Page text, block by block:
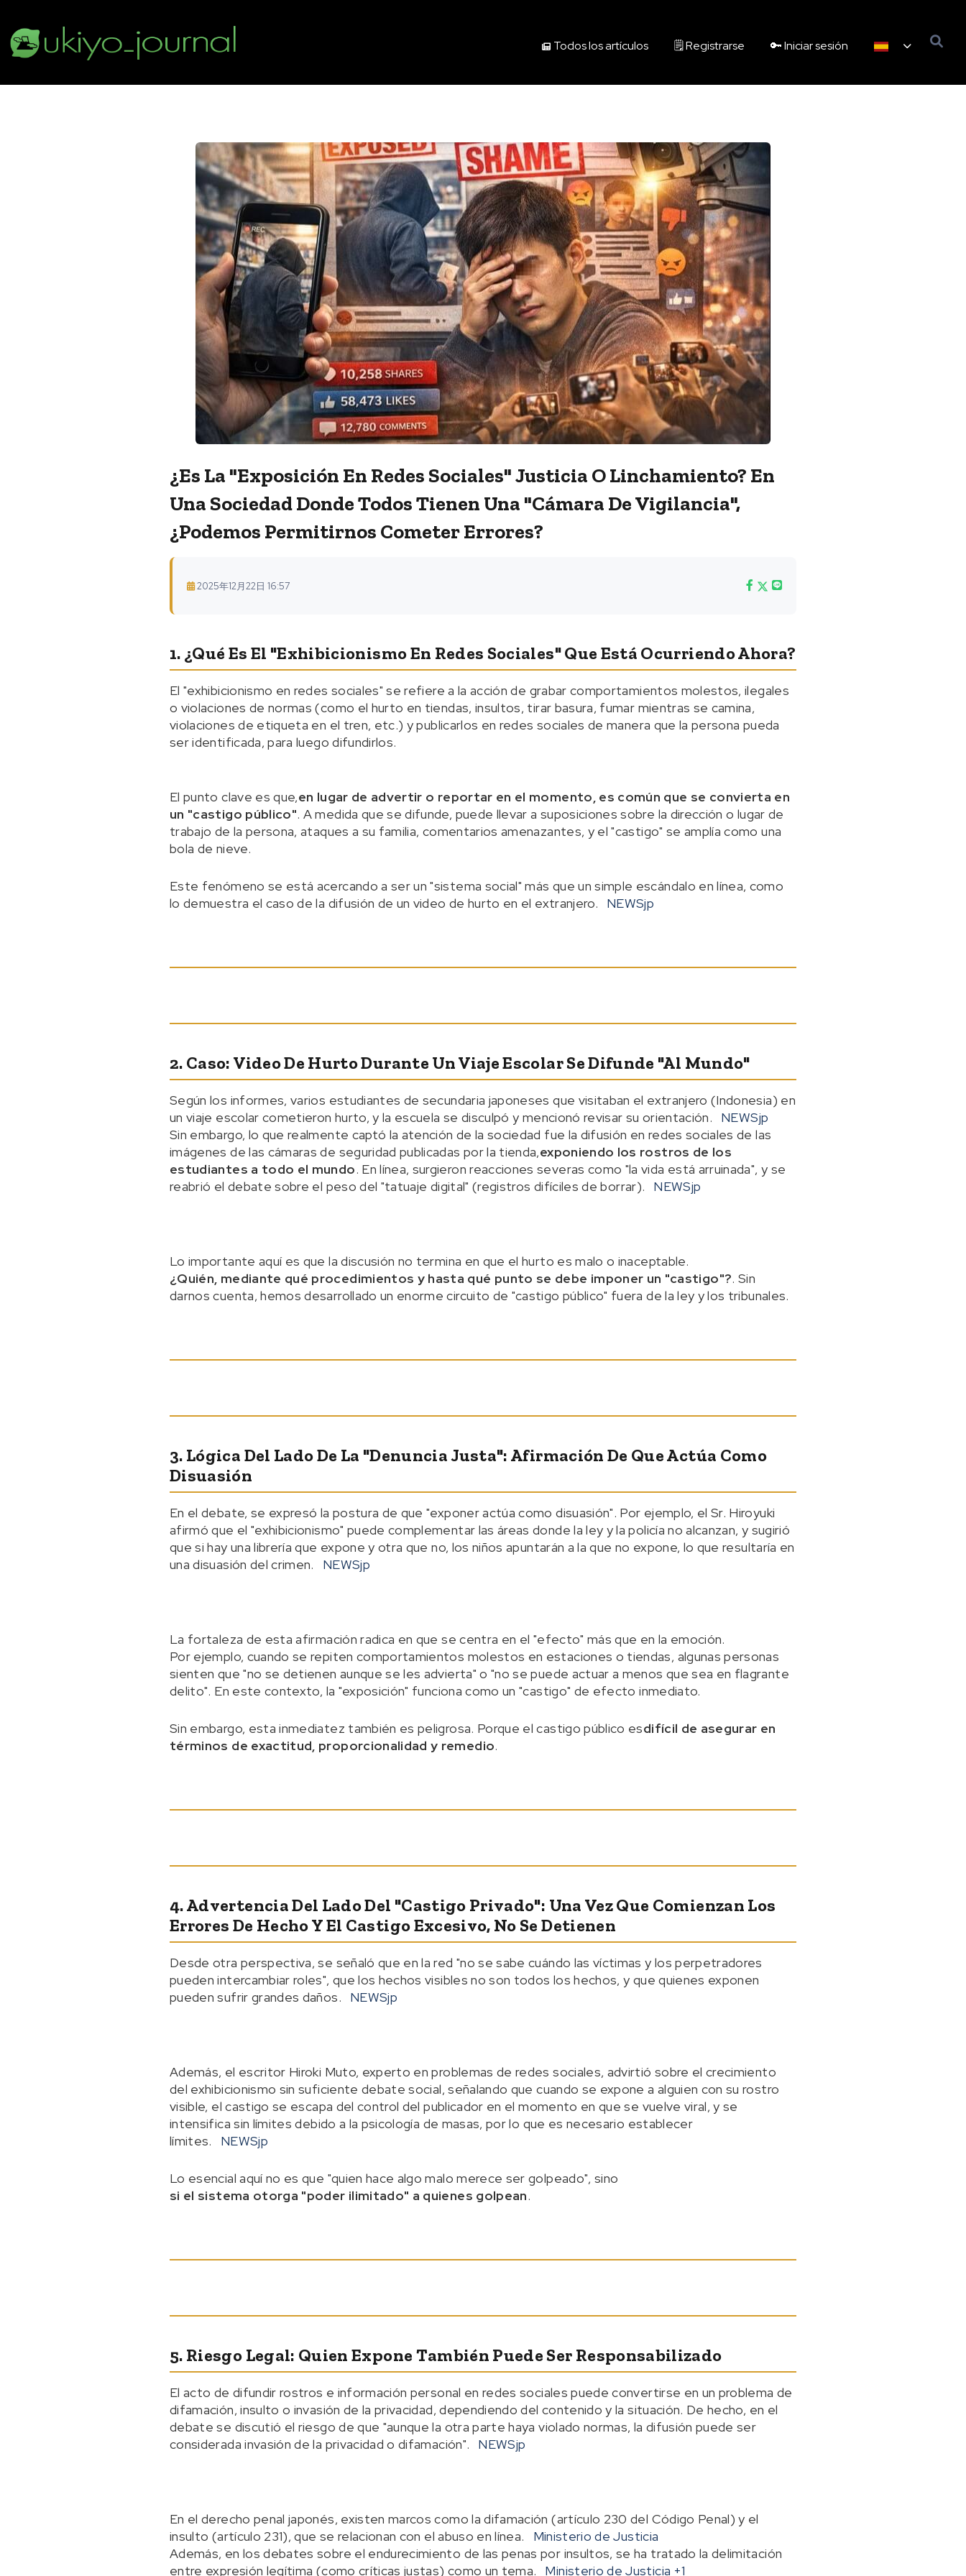
Todos los artículos 🗒️ Registrarse 🔑 Iniciar sesión
¿Es La "exposición En Redes Sociales" Justicia O Linchamiento? En
Una Sociedad Donde Todos Tienen Una "cámara De Vigilancia",
¿podemos Permitirnos Cometer Errores?
2025年12月22日 16:57
1. ¿Qué Es El "exhibicionismo En Redes Sociales" Que Está Ocurriendo Ahora?
El "exhibicionismo en redes sociales" se refiere a la acción de grabar comportamientos molestos, ilegales
o violaciones de normas (como el hurto en tiendas, insultos, tirar basura, fumar mientras se camina,
violaciones de etiqueta en el tren, etc.) y publicarlos en redes sociales de manera que la persona pueda
ser identificada, para luego difundirlos.
El punto clave es que,en lugar de advertir o reportar en el momento, es común que se convierta en
un "castigo público". A medida que se difunde, puede llevar a suposiciones sobre la dirección o lugar de
trabajo de la persona, ataques a su familia, comentarios amenazantes, y el "castigo" se amplía como una
bola de nieve.
Este fenómeno se está acercando a ser un "sistema social" más que un simple escándalo en línea, como
lo demuestra el caso de la difusión de un video de hurto en el extranjero.
NEWSjp
2. Caso: Video De Hurto Durante Un Viaje Escolar Se Difunde "al Mundo"
Según los informes, varios estudiantes de secundaria japoneses que visitaban el extranjero (Indonesia) en
un viaje escolar cometieron hurto, y la escuela se disculpó y mencionó revisar su orientación.
NEWSjp
Sin embargo, lo que realmente captó la atención de la sociedad fue la difusión en redes sociales de las
imágenes de las cámaras de seguridad publicadas por la tienda,exponiendo los rostros de los
estudiantes a todo el mundo. En línea, surgieron reacciones severas como "la vida está arruinada", y se
reabrió el debate sobre el peso del "tatuaje digital" (registros difíciles de borrar).
NEWSjp
Lo importante aquí es que la discusión no termina en que el hurto es malo o inaceptable.
¿Quién, mediante qué procedimientos y hasta qué punto se debe imponer un "castigo"?. Sin
darnos cuenta, hemos desarrollado un enorme circuito de "castigo público" fuera de la ley y los tribunales.
3. Lógica Del Lado De La "denuncia Justa": Afirmación De Que Actúa Como
Disuasión
En el debate, se expresó la postura de que "exponer actúa como disuasión". Por ejemplo, el Sr. Hiroyuki
afirmó que el "exhibicionismo" puede complementar las áreas donde la ley y la policía no alcanzan, y sugirió
que si hay una librería que expone y otra que no, los niños apuntarán a la que no expone, lo que resultaría en
una disuasión del crimen.
NEWSjp
La fortaleza de esta afirmación radica en que se centra en el "efecto" más que en la emoción.
Por ejemplo, cuando se repiten comportamientos molestos en estaciones o tiendas, algunas personas
sienten que "no se detienen aunque se les advierta" o "no se puede actuar a menos que sea en flagrante
delito". En este contexto, la "exposición" funciona como un "castigo" de efecto inmediato.
Sin embargo, esta inmediatez también es peligrosa. Porque el castigo público esdifícil de asegurar en
términos de exactitud, proporcionalidad y remedio.
4. Advertencia Del Lado Del "castigo Privado": Una Vez Que Comienzan Los
Errores De Hecho Y El Castigo Excesivo, No Se Detienen
Desde otra perspectiva, se señaló que en la red "no se sabe cuándo las víctimas y los perpetradores
pueden intercambiar roles", que los hechos visibles no son todos los hechos, y que quienes exponen
pueden sufrir grandes daños.
NEWSjp
Además, el escritor Hiroki Muto, experto en problemas de redes sociales, advirtió sobre el crecimiento
del exhibicionismo sin suficiente debate social, señalando que cuando se expone a alguien con su rostro
visible, el castigo se escapa del control del publicador en el momento en que se vuelve viral, y se
intensifica sin límites debido a la psicología de masas, por lo que es necesario establecer
límites.
NEWSjp
Lo esencial aquí no es que "quien hace algo malo merece ser golpeado", sino
si el sistema otorga "poder ilimitado" a quienes golpean.
5. Riesgo Legal: Quien Expone También Puede Ser Responsabilizado
El acto de difundir rostros e información personal en redes sociales puede convertirse en un problema de
difamación, insulto o invasión de la privacidad, dependiendo del contenido y la situación. De hecho, en el
debate se discutió el riesgo de que "aunque la otra parte haya violado normas, la difusión puede ser
considerada invasión de la privacidad o difamación".
NEWSjp
En el derecho penal japonés, existen marcos como la difamación (artículo 230 del Código Penal) y el
insulto (artículo 231), que se relacionan con el abuso en línea.
Ministerio de Justicia
Además, en los debates sobre el endurecimiento de las penas por insultos, se ha tratado la delimitación
entre expresión legítima (como críticas justas) como un tema.
Ministerio de Justicia +1